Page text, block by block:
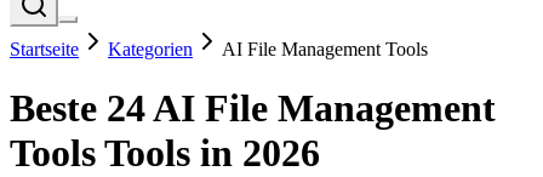
Startseite Kategorien AI File Management Tools
Beste 24AI File Management
ToolsTools in 2026